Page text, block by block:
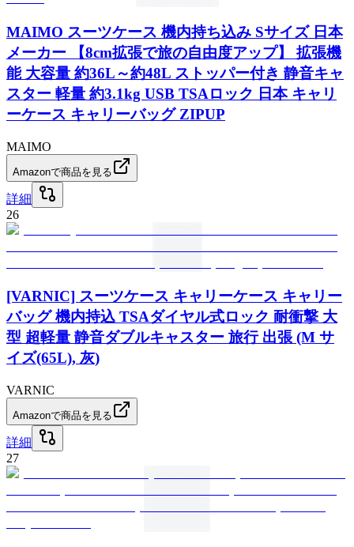
MAIMO スーツケース 機内持ち込み Sサイズ 日本
メーカー 【8cm拡張で旅の自由度アップ】 拡張機
能 大容量 約36L～約48L ストッパー付き 静音キャ
スター 軽量 約3.1kg USB TSAロック 日本 キャリ
ーケース キャリーバッグ ZIPUP
MAIMO
Amazonで商品を見る
詳細
26
[VARNIC] スーツケース キャリーケース キャリー
バッグ 機内持込 TSAダイヤル式ロック 耐衝撃 大
型 超軽量 静音ダブルキャスター 旅行 出張 (M サ
イズ(65L), 灰)
VARNIC
Amazonで商品を見る
詳細
27